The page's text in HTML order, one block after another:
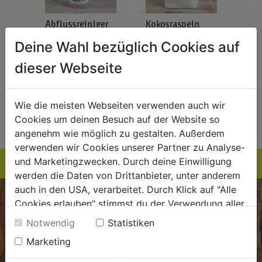
Abflussreiniger
AlmaWin
€ 5,99
AUF DIE
EINKAUFSLISTE
Kokosraspeln
Rapunzel Naturkost
AUF DIE
EINKAUFSLISTE
BIOKISTE
Deine Wahl bezüglich Cookies auf
dieser Webseite
Wie die meisten Webseiten verwenden auch wir
Cookies um deinen Besuch auf der Website so
angenehm wie möglich zu gestalten. Außerdem
verwenden wir Cookies unserer Partner zu Analyse-
und Marketingzwecken. Durch deine Einwilligung
werden die Daten von Drittanbieter, unter anderem
auch in den USA, verarbeitet. Durch Klick auf "Alle
Cookies erlauben" stimmst du der Verwendung aller
Cookies zu. Unter "Details anzeigen" findest du alle
Infos zu den unterschiedlichen Cookies, du kannst
auch entscheiden, welche Cookies du erlauben
möchtest.
Notwendig
Statistiken
Marketing